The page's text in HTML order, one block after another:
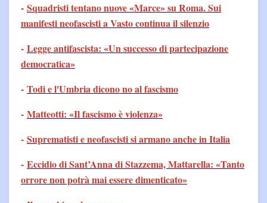
- Squadristi tentano nuove «Marce» su Roma. Sui
manifesti neofascisti a Vasto continua il silenzio
- Legge antifascista: «Un successo di partecipazione
democratica»
- Todi e l'Umbria dicono no al fascismo
- Matteotti: «Il fascismo è violenza»
- Suprematisti e neofascisti si armano anche in Italia
- Eccidio di Sant’Anna di Stazzema, Mattarella: «Tanto
orrore non potrà mai essere dimenticato»